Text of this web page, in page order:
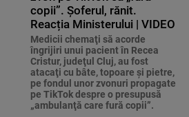
copii”. Șoferul, rănit.
Reacția Ministerului | VIDEO
Medicii chemaţi să acorde
îngrijiri unui pacient în Recea
Cristur, judeţul Cluj, au fost
atacaţi cu bâte, topoare şi pietre,
pe fondul unor zvonuri propagate
pe TikTok despre o presupusă
„ambulanţă care fură copii”.